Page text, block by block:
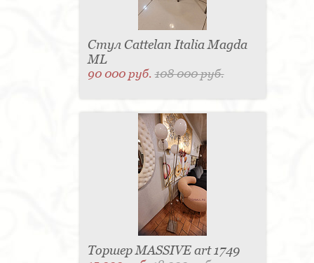
Стул Cattelan Italia Magda
ML
90 000 руб.108 000 руб.
Торшер MASSIVE art 1749